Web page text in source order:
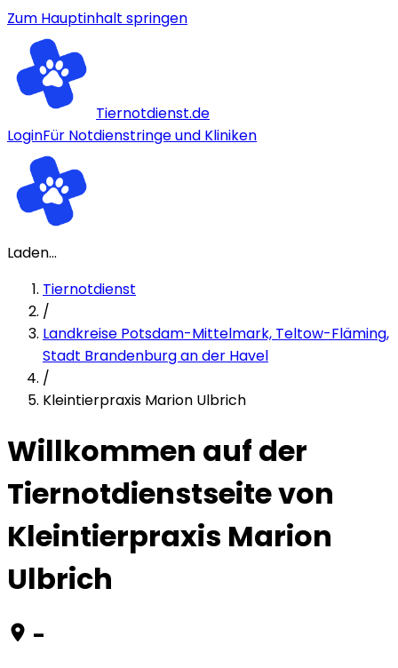
Zum Hauptinhalt springen
Tiernotdienst.de
LoginFür Notdienstringe und Kliniken
Laden...
Tiernotdienst
/
Landkreise Potsdam-Mittelmark, Teltow-Fläming,
Stadt Brandenburg an der Havel
/
Kleintierpraxis Marion Ulbrich
Willkommen auf der
Tiernotdienstseite von
Kleintierpraxis Marion
Ulbrich
-